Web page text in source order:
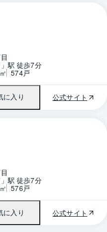
駅 徒歩7分
574戸
に入り 公式サイト
駅 徒歩7分
576戸
に入り 公式サイト
1 / 0 間取り